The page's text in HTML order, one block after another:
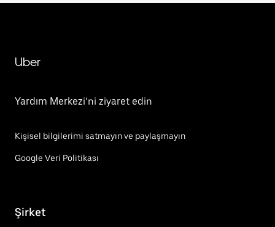
Uber
Yardım Merkezi’ni ziyaret edin
Kişisel bilgilerimi satmayın ve paylaşmayın
Google Veri Politikası
Şirket